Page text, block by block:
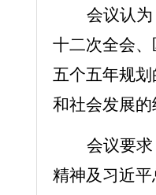
会议认
十二次全会
五个五年规
和社会发展的
会议要
精神及习近